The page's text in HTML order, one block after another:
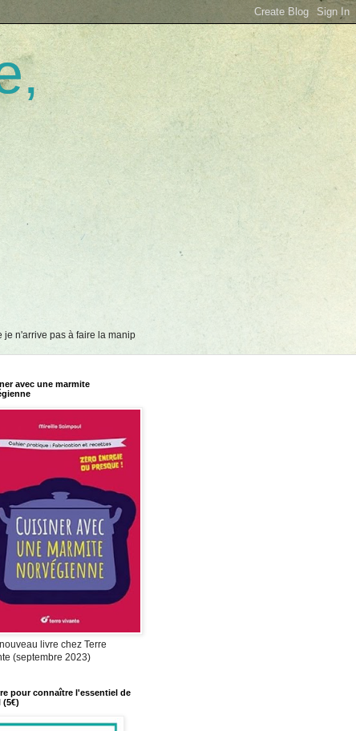
je n'arrive pas à faire la manip
avec une marmite
livre chez Terre
(septembre 2023)
pour connaître l'essentiel de
(5€)